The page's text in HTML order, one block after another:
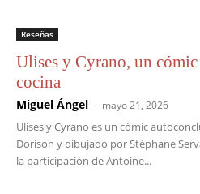
Reseñas
Ulises y Cyrano, un
cocina
Miguel Ángel - mayo 21, 2026
Ulises y Cyrano es un cómic
Dorison y dibujado por Stéphane
la participación de Antoine...